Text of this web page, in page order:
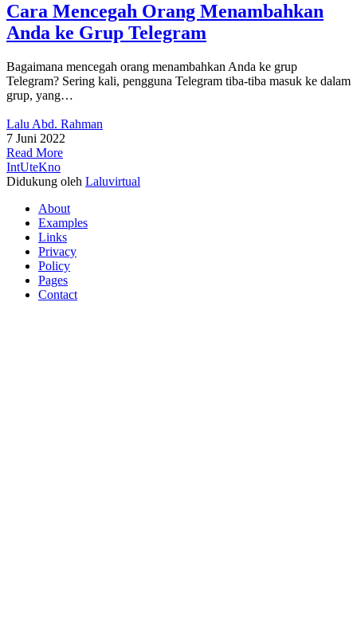
Cara Mencegah Orang Menambahkan
Anda ke Grup Telegram
Bagaimana mencegah orang menambahkan Anda ke grup
Telegram? Sering kali, pengguna Telegram tiba-tiba masuk ke dalam
grup, yang…
Lalu Abd. Rahman
7 Juni 2022
Read More
IntUteKno
Didukung oleh Laluvirtual
About
Examples
Links
Privacy
Policy
Pages
Contact